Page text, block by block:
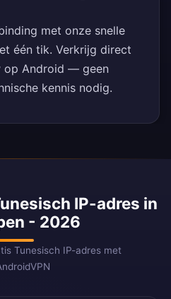
met onze snelle
één tik. Verkrijg direct
op Android — geen
kennis nodig.
IP-adres in
- 2026
Tunesisch IP-adres met